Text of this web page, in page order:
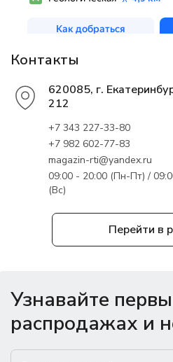
Перейти в
Контакты
620085, г.
212
+7 343 227-33-80
+7 982 602-77-83
magazin-rti@yandex.ru
09:00 - 20:00 (Пн-Пт) /
(Вс)
Узнавайте
распродажах и